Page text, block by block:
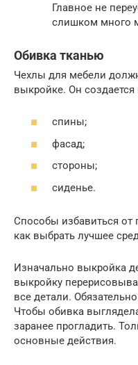
Главное не
слишком много
Обивка тканью
Чехлы для мебели
выкройке. Он
спины;
фасад;
стороны;
сиденье.
Способы избавиться от
как выбрать лучшее
Изначально выкройка
выкройку
все детали.
Чтобы обивка
заранее прогладить.
основные действия.